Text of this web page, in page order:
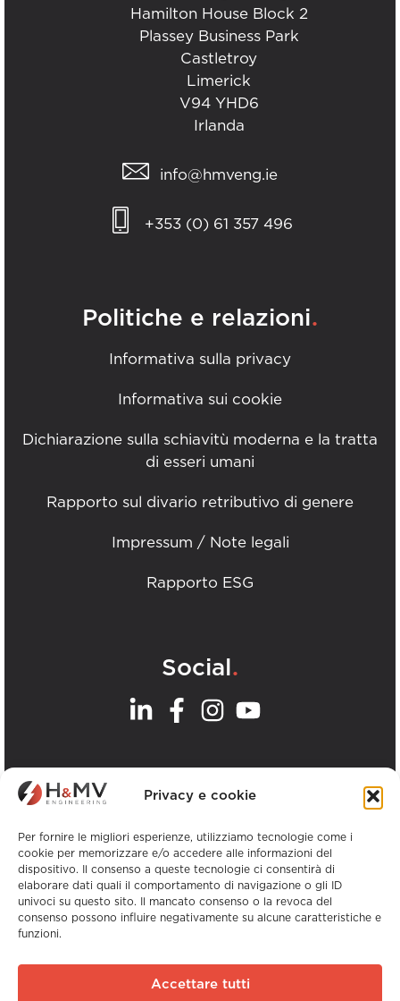
Privacy e cookie
Per fornire le migliori esperienze, utilizziamo tecnologie come i
cookie per memorizzare e/o accedere alle informazioni del
dispositivo. Il consenso a queste tecnologie ci consentirà di
elaborare dati quali il comportamento di navigazione o gli ID
univoci su questo sito. Il mancato consenso o la revoca del
consenso possono influire negativamente su alcune caratteristiche e
funzioni.
Accettare tutti
Hamilton House Block 2
Plassey Business Park
Castletroy
Limerick
V94 YHD6
Irlanda
info@hmveng.ie
+353 (0) 61 357 496
Politiche e relazioni.
Informativa sulla privacy
Informativa sui cookie
Dichiarazione sulla schiavitù moderna e la tratta
di esseri umani
Rapporto sul divario retributivo di genere
Impressum / Note legali
Rapporto ESG
Social .
I nostri uffici .
Copyright © H&MV Engineering. Tutti i diritti
riservati.